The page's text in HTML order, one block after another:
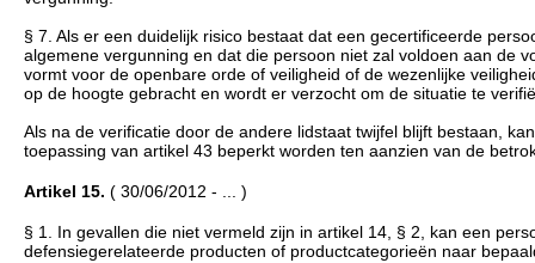
§ 7. Als er een duidelijk risico bestaat dat een gecertificeerde
algemene vergunning en dat die persoon niet zal voldoen aan de
vormt voor de openbare orde of veiligheid of de wezenlijke
op de hoogte gebracht en wordt er verzocht om de situatie te
Als na de verificatie door de andere lidstaat twijfel blijft bestaan,
toepassing van artikel 43 beperkt worden ten aanzien van de
Artikel 15. ( 30/06/2012 - ... )
§ 1. In gevallen die niet vermeld zijn in artikel 14, § 2, kan een
defensiegerelateerde producten of productcategorieën naar